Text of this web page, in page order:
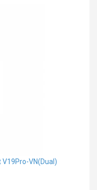
VN(Dual)